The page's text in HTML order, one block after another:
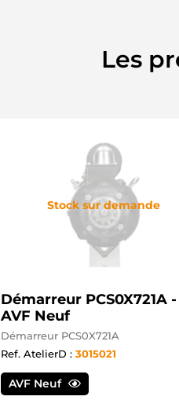
Les
Stock sur demande
Démarreur PCS0X721A -
AVF Neuf
Démarreur PCS0X721A
Ref. AtelierD : 3015021
AVF Neuf